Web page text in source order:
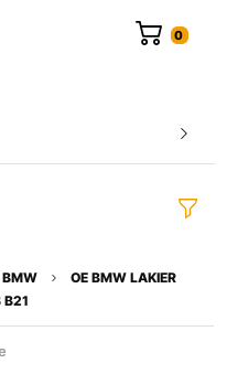
BMW
OE BMW LAKIER
B21